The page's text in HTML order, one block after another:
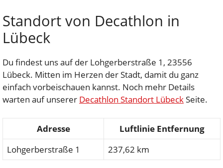
Standort von Decathlon in
Lübeck
Du findest uns auf der Lohgerberstraße 1, 23556
Lübeck. Mitten im Herzen der Stadt, damit du ganz
einfach vorbeischauen kannst. Noch mehr Details
warten auf unserer Decathlon Standort LübeckSeite.
Adresse
Luftlinie Entfernung
Lohgerberstraße 1
237,62 km